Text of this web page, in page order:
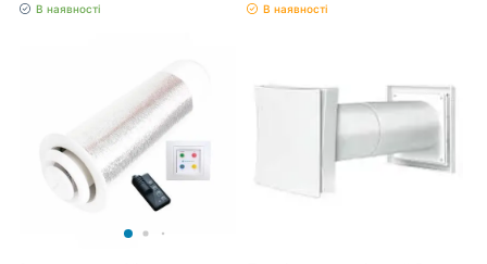
В наявності В наявності